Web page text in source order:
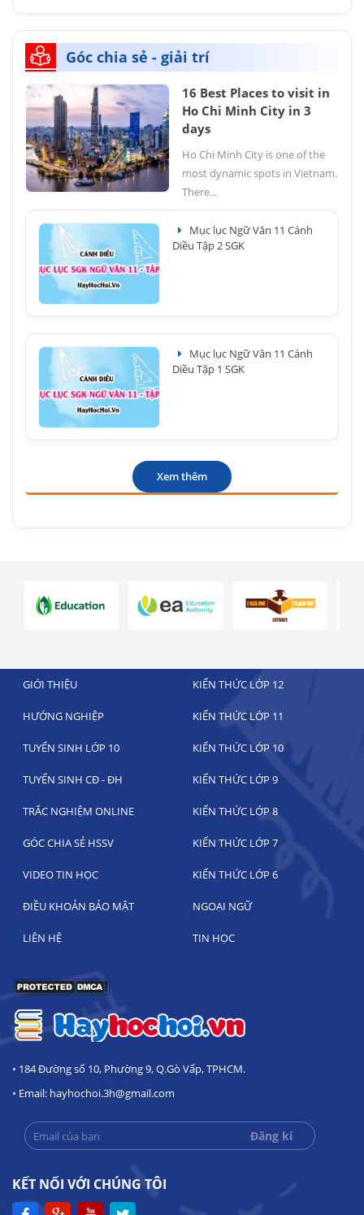
Góc chia sẻ - giải trí
16 Best Places to visit in
Ho Chi Minh City in 3
days
Ho Chi Minh City is one of the
most dynamic spots in Vietnam.
There...
Mục lục Ngữ Văn 11 Cánh
Diều Tập 2 SGK
Mục lục Ngữ Văn 11 Cánh
Diều Tập 1 SGK
Xem thêm
GIỚI THIỆU KIẾN THỨC LỚP 12
HƯỚNG NGHIỆP KIẾN THỨC LỚP 11
TUYỂN SINH LỚP 10 KIẾN THỨC LỚP 10
TUYỂN SINH CĐ - ĐH KIẾN THỨC LỚP 9
TRẮC NGHIỆM ONLINE KIẾN THỨC LỚP 8
GÓC CHIA SẺ HSSV KIẾN THỨC LỚP 7
VIDEO TIN HỌC KIẾN THỨC LỚP 6
ĐIỀU KHOẢN BẢO MẬT NGOẠI NGỮ
LIÊN HỆ TIN HỌC
• 184 Đường số 10, Phường 9, Q.Gò Vấp, TPHCM.
• Email: hayhochoi.3h@gmail.com
KẾT NỐI VỚI CHÚNG TÔI